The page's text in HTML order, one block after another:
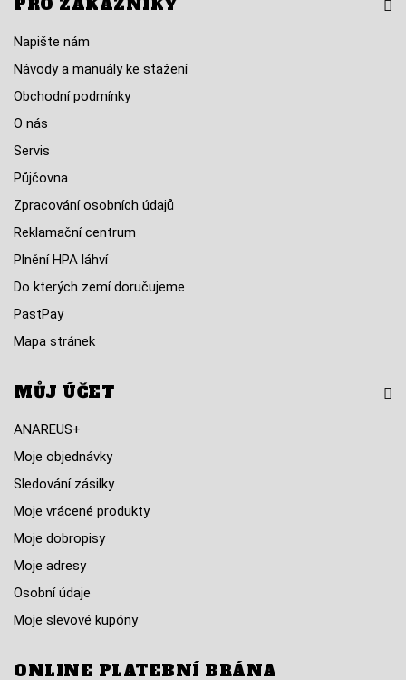
PRO ZÁKAZNÍKY
Napište nám
Návody a manuály ke stažení
Obchodní podmínky
O nás
Servis
Půjčovna
Zpracování osobních údajů
Reklamační centrum
Plnění HPA láhví
Do kterých zemí doručujeme
PastPay
Mapa stránek
MŮJ ÚČET
ANAREUS+
Moje objednávky
Sledování zásilky
Moje vrácené produkty
Moje dobropisy
Moje adresy
Osobní údaje
Moje slevové kupóny
ONLINE PLATEBNÍ BRÁNA